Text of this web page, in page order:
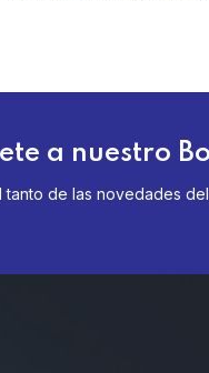
a nuestro
tanto de las novedades del